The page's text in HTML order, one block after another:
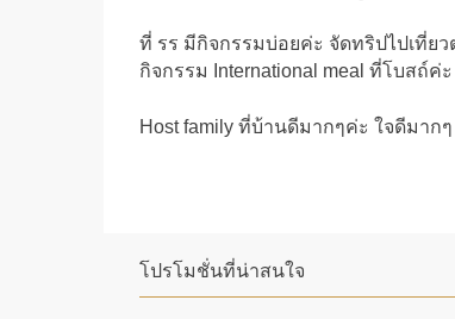
ที่ รร มีกิจกรรมบ่อยค่ะ จัดทริปไปเที่
กิจกรรม International meal ที่โบสถ์ค่ะ
Host family ที่บ้านดีมากๆค่ะ ใจดีมาก
โปรโมชั่นที่น่าสนใจ